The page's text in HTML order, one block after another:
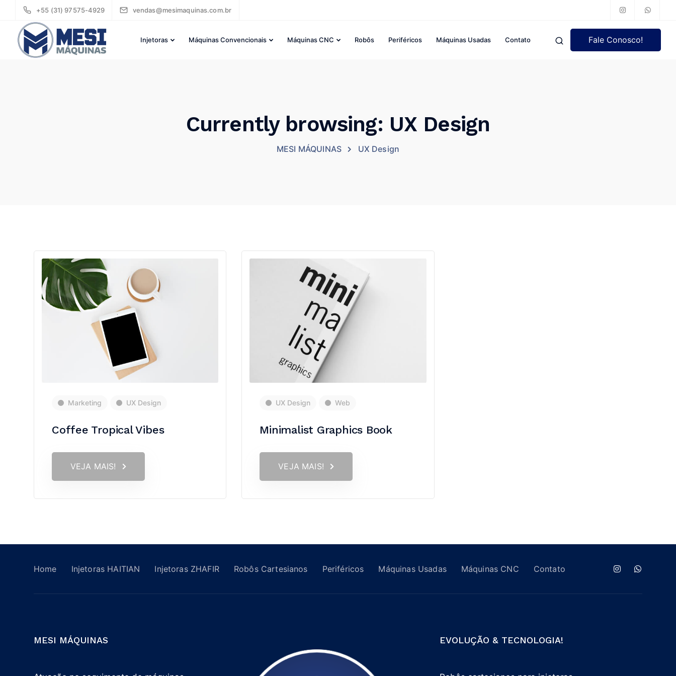
+55 (31) 97575-4929 vendas@mesimaquinas.com.br
Injetoras Máquinas Convencionais Máquinas CNC Robôs Periféricos Máquinas Usadas Contato Fale Conosco!
Currently browsing: UX Design
MESI MÁQUINAS UX Design
Marketing UX Design
Coffee Tropical Vibes
VEJA MAIS!
UX Design Web
Minimalist Graphics Book
VEJA MAIS!
Home Injetoras HAITIAN Injetoras ZHAFIR Robôs Cartesianos Periféricos Máquinas Usadas Máquinas CNC Contato
MESI MÁQUINAS EVOLUÇÃO & TECNOLOGIA!